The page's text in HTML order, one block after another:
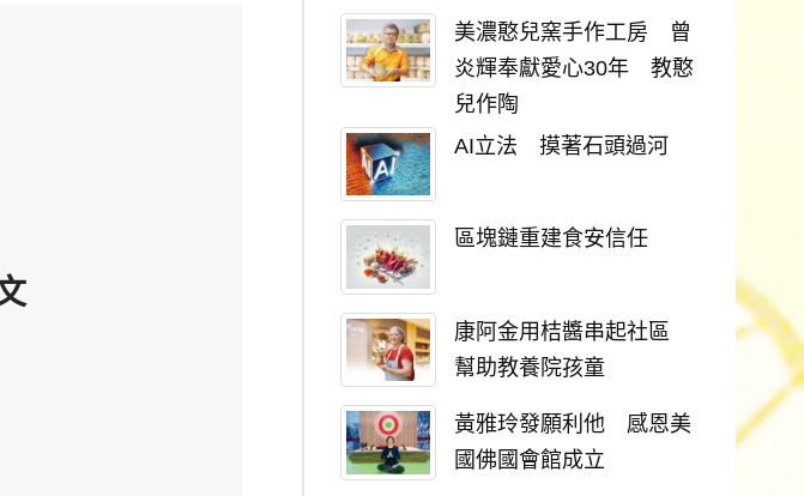
美濃憨兒窯手作工房 曾
炎輝奉獻愛心30年 教憨
兒作陶
AI立法 摸著石頭過河
區塊鏈重建食安信任
康阿金用桔醬串起社區
幫助教養院孩童
黃雅玲發願利他 感恩美
國佛國會館成立